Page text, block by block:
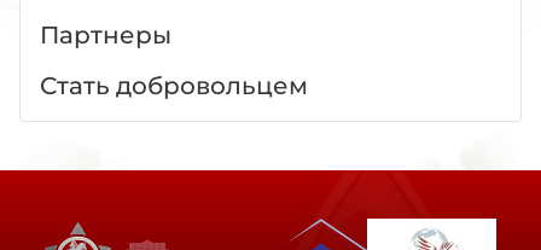
Партнеры
Стать добровольцем